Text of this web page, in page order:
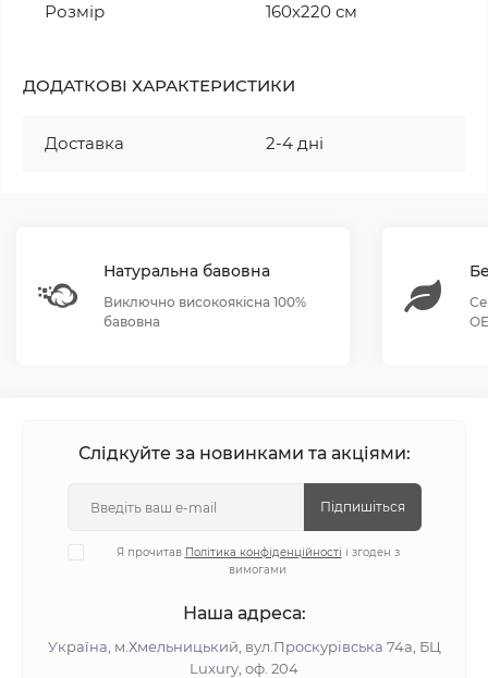
Розмір 160х220 см
ДОДАТКОВІ ХАРАКТЕРИСТИКИ
Доставка 2-4 дні
Натуральна бавовна
Виключно високоякісна 100%
бавовна
Слідкуйте за новинками та акціями:
Підпишіться
Я прочитав Політика конфіденційності і згоден з
вимогами
Наша адреса:
Україна, м.Хмельницький, вул.Проскурівська 74а, БЦ
Luxury, оф. 204